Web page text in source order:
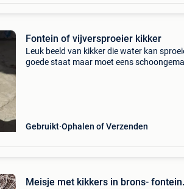
Fontein of vijversproeier kikker
Leuk beeld van kikker die water kan
goede staat maar moet eens
Gebruikt Ophalen of Verzenden
Meisje met kikkers in brons- fontein.